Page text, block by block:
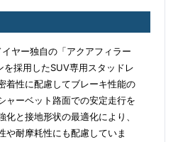
ヤー独自の「アクアフィラー
採用したSUV専用スタッドレ
着性に配慮してブレーキ性能の
ャーベット路面での安定走行を
と接地形状の最適化により、
や耐摩耗性にも配慮していま